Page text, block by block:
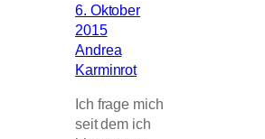
6. Oktober
2015
Andrea
Karminrot
Ich frage mich
seit dem ich